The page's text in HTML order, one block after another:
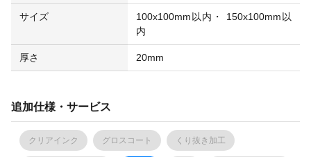
サイズ
100x100mm以内・ 150x100mm以
内
厚さ 20mm
追加仕様・サービス
クリアインク グロスコート くり抜き加工